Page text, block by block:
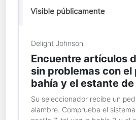
Delight Johnson
Encuentre artículos
sin problemas con el
bahía y el estante
Su seleccionador recibe un
alambre. Comprueba el